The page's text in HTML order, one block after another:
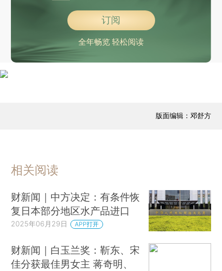
订阅
全年畅览 轻松阅读
版面编辑：邓舒方
相关阅读
财新闻｜中方决定：有条件恢
复日本部分地区水产品进口
2025年06月29日 APP打开
财新闻｜白玉兰奖：靳东、宋
佳分获最佳男女主 蒋奇明、